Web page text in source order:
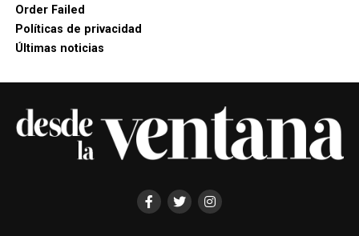
Order Failed
Políticas de privacidad
Últimas noticias